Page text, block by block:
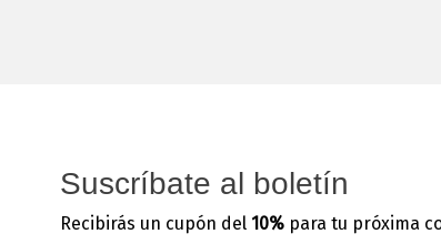
Suscríbate al boletín
Recibirás un cupón del 10% para tu próxima